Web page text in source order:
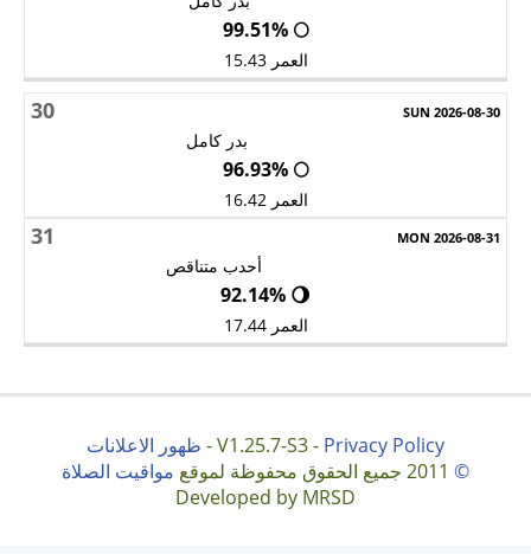
🌕 99.51%
العمر 15.43
30
بدر كامل
🌕 96.93%
العمر 16.42
31
أحدب متناقص
🌖 92.14%
العمر 17.44
V1.25.7-S3 - Privacy Policy
- ظهور الاعلانات
©
مواقيت الصلاة
Developed by MRSD